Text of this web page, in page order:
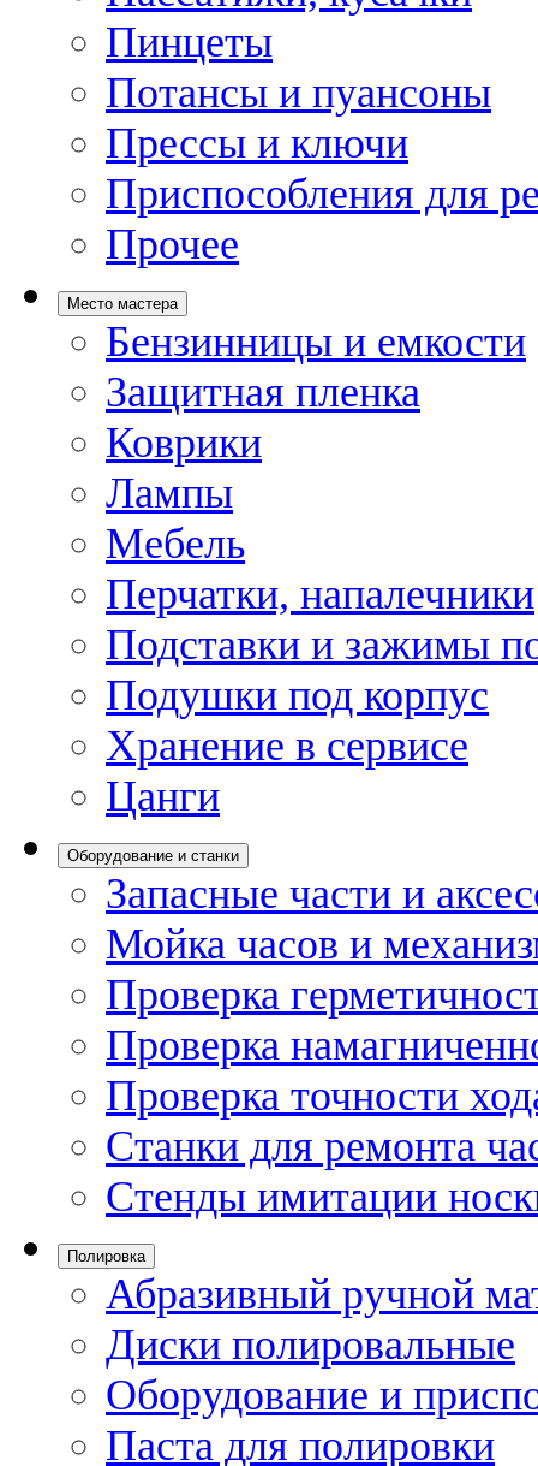
Пинцеты
Потансы и пуансоны
Прессы и ключи
Приспособления для
Прочее
Место мастера
Бензинницы и емкости
Защитная пленка
Коврики
Лампы
Мебель
Перчатки, напалечники
Подставки и зажимы
Подушки под корпус
Хранение в сервисе
Цанги
Оборудование и станки
Запасные части и
Мойка часов и
Проверка
Проверка
Проверка точности
Станки для ремонта
Стенды имитации
Полировка
Абразивный ручной
Диски полировальные
Оборудование и
Паста для полировки